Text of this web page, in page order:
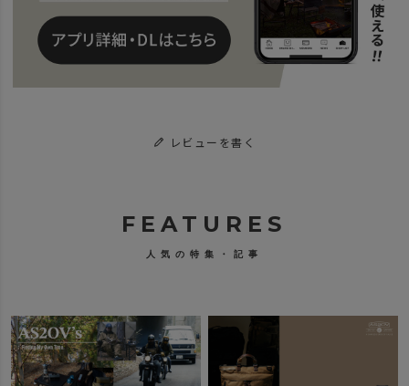
レビューを書く
FEATURES
人気の特集・記事